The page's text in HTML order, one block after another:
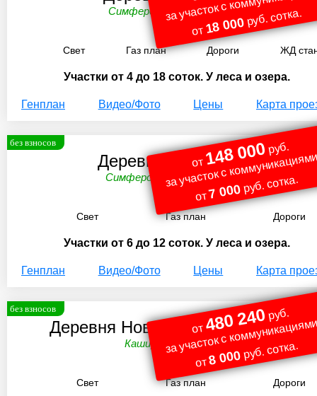
Симферопольское ш. 99 км.
от18 000руб. сотка.
Свет Газ план Дороги ЖД
Участки от 4 до 18 соток. У леса и озера.
Генплан Видео/Фото Цены Карта
без взносов
Деревня Молчаново
Симферопольское ш. 105 км.
от148 000руб.
за участок с
от7 000руб. сотка.
Свет Газ план Дороги
Участки от 6 до 12 соток. У леса и озера.
Генплан Видео/Фото Цены Карта
без взносов
Деревня Новосёлковский Гектар
Каширское ш. 107 км.
от480 240руб.
за участок с
от8 000руб. сотка.
Свет Газ план Дороги